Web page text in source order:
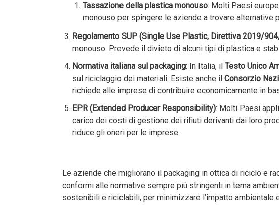
Tassazione della plastica monouso: Molti Paesi
monouso per spingere le aziende a trovare alternative
Regolamento SUP (Single Use Plastic, Direttiva 2019/
monouso. Prevede il divieto di alcuni tipi di plastica e
Normativa italiana sul packaging: In Italia, il Testo Unico
sul riciclaggio dei materiali. Esiste anche il Consorzio
richiede alle imprese di contribuire economicamente in
EPR (Extended Producer Responsibility): Molti Paesi
carico dei costi di gestione dei rifiuti derivanti dai loro
riduce gli oneri per le imprese.
Le aziende che migliorano il packaging in ottica di riciclo e
conformi alle normative sempre più stringenti in tema
sostenibili e riciclabili, per minimizzare l’impatto ambientale